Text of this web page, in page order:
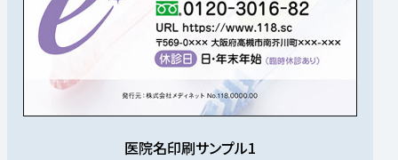
医院名印刷サンプル1